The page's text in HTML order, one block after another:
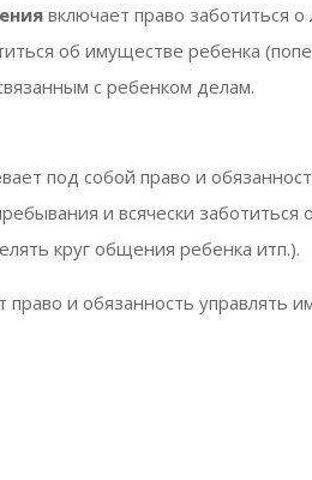
включает право заботиться
об имуществе ребенка
с ребенком делам.
под собой право и
и всячески заботиться
круг общения ребенка итп.).
право и обязанность управлять